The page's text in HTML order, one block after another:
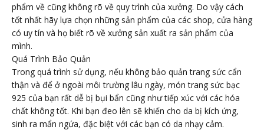
phẩm về cũng không rõ về quy trình của xưởng. Do vậy cách
tốt nhất hãy lựa chọn những sản phẩm của các shop, cửa hàng
có uy tín và họ biết rõ về xưởng sản xuất ra sản phẩm của
mình.
Quá Trình Bảo Quản
Trong quá trình sử dụng, nếu không bảo quản trang sức cẩn
thận và để ở ngoài môi trường lâu ngày, món trang sức bạc
925 của bạn rất dễ bị bụi bẩn cũng như tiếp xúc với các hóa
chất không tốt. Khi bạn đeo lên sẽ khiến cho da bị kích ứng,
sinh ra mẩn ngứa, đặc biệt với các bạn có da nhạy cảm.